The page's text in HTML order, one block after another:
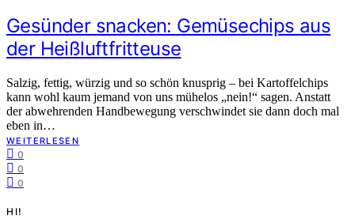
Gesünder snacken: Gemüsechips aus
der Heißluftfritteuse
Salzig, fettig, würzig und so schön knusprig – bei Kartoffelchips
kann wohl kaum jemand von uns mühelos „nein!“ sagen. Anstatt
der abwehrenden Handbewegung verschwindet sie dann doch mal
eben in…
WEITERLESEN
0
0
0
HI!